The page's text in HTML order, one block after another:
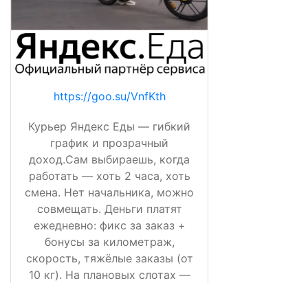
https://goo.su/VnfKth
Курьер Яндекс Еды — гибкий
график и прозрачный
доход.Сам выбираешь, когда
работать — хоть 2 часа, хоть
смена. Нет начальника, можно
совмещать. Деньги платят
ежедневно: фикс за заказ +
бонусы за километраж,
скорость, тяжёлые заказы (от
10 кг). На плановых слотах —